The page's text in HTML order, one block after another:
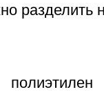
разделить